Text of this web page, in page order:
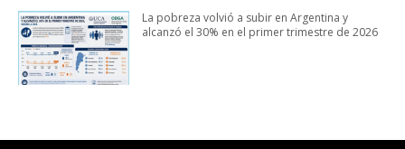
La pobreza volvió a subir en Argentina y
alcanzó el 30% en el primer trimestre de 2026